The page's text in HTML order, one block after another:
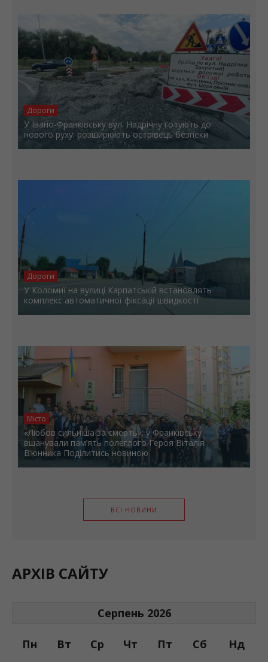
Дороги
У Івано-Франківську вул. Надрічну готують до
нового руху: розширюють острівець безпеки
Дороги
У Коломиї на вулиці Карпатській встановлять
комплекс автоматичної фіксації швидкості
Місто
«Любов сильніша за смерть»: у Франківську
вшанували пам’ять полеглого Героя Віталія
В’юнника Поділитись новиною
ВСІ НОВИНИ
АРХІВ САЙТУ
Серпень 2026
Пн Вт Ср Чт Пт Сб Нд